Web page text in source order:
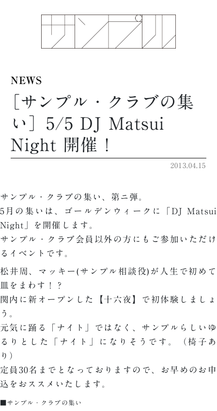
NEWS
［サンプル・クラブの集
い］5/5 DJ Matsui
Night 開催！
2013.04.15
サンプル・クラブの集い、第ニ弾。
5月の集いは、ゴールデンウィークに「DJ Matsui
Night」を開催します。
サンプル・クラブ会員以外の方にもご参加いただけ
るイベントです。
松井周、マッキー(サンプル相談役)が人生で初めて
皿をまわす！？
関内に新オープンした【十六夜】で初体験しましょ
う。
元気に踊る「ナイト」ではなく、サンプルらしいゆ
るりとした「ナイト」になりそうです。（椅子あ
り）
定員30名までとなっておりますので、お早めのお申
込をおススメいたします。
■サンプル・クラブの集い